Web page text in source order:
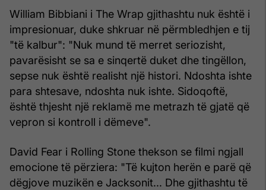
William Bibbiani i The Wrap gjithashtu nuk është i
impresionuar, duke shkruar në përmbledhjen e tij
"të kalbur": "Nuk mund të merret seriozisht,
pavarësisht se sa e sinqertë duket dhe tingëllon,
sepse nuk është realisht një histori. Ndoshta ishte
para shtesave, ndoshta nuk ishte. Sidoqoftë,
është thjesht një reklamë me metrazh të gjatë që
vepron si kontroll i dëmeve".
David Fear i Rolling Stone thekson se filmi ngjall
emocione të përziera: "Të kujton herën e parë që
dëgjove muzikën e Jacksonit... Dhe gjithashtu të